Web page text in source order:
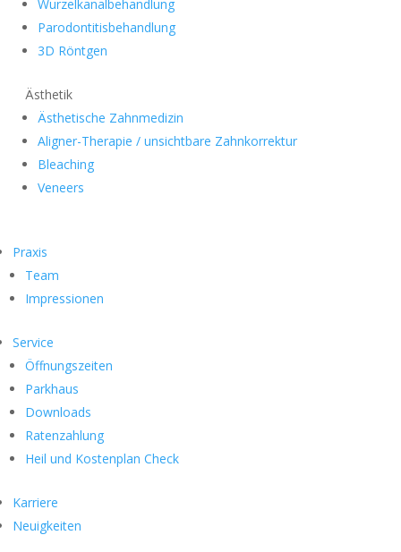
Wurzelkanalbehandlung
Parodontitisbehandlung
3D Röntgen
Ästhetik
Ästhetische Zahnmedizin
Aligner-Therapie / unsichtbare Zahnkorrektur
Bleaching
Veneers
Praxis
Team
Impressionen
Service
Öffnungszeiten
Parkhaus
Downloads
Ratenzahlung
Heil und Kostenplan Check
Karriere
Neuigkeiten